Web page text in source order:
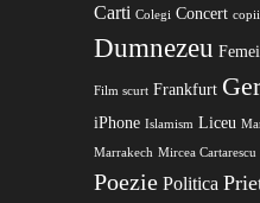
Carti Colegi Concert copii
Dumnezeu Femei
Film scurt Frankfurt
iPhone Islamism Liceu
Marrakech Mircea Cartarescu
Poezie Politica